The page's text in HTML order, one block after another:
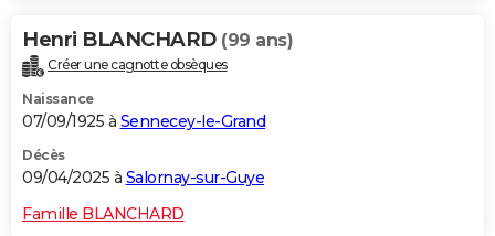
Henri BLANCHARD (99 ans)
Créer une cagnotte obsèques
Naissance
07/09/1925 à Sennecey-le-Grand
Décès
09/04/2025 à Salornay-sur-Guye
Famille BLANCHARD